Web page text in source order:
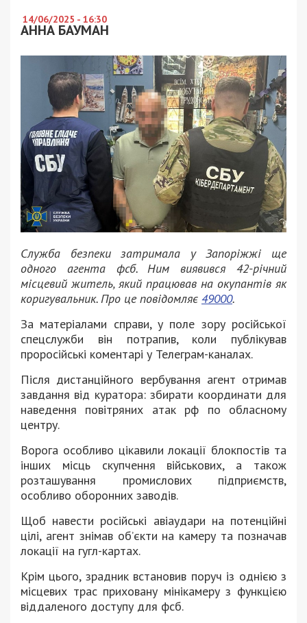
14/06/2025 - 16:30
АННА БАУМАН
Служба безпеки затримала у Запоріжжі ще
одного агента фсб. Ним виявився 42-річний
місцевий житель, який працював на окупантів як
коригувальник. Про це повідомляє 49000.
За матеріалами справи, у поле зору російської
спецслужби він потрапив, коли публікував
проросійські коментарі у Телеграм-каналах.
Після дистанційного вербування агент отримав
завдання від куратора: збирати координати для
наведення повітряних атак рф по обласному
центру.
Ворога особливо цікавили локації блокпостів та
інших місць скупчення військових, а також
розташування промислових підприємств,
особливо оборонних заводів.
Щоб навести російські авіаудари на потенційні
цілі, агент знімав об’єкти на камеру та позначав
локації на гугл-картах.
Крім цього, зрадник встановив поруч із однією з
місцевих трас приховану мінікамеру з функцією
віддаленого доступу для фсб.